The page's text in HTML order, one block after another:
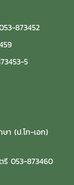
873452
5
า (ป.โท-เอก)
053-873460